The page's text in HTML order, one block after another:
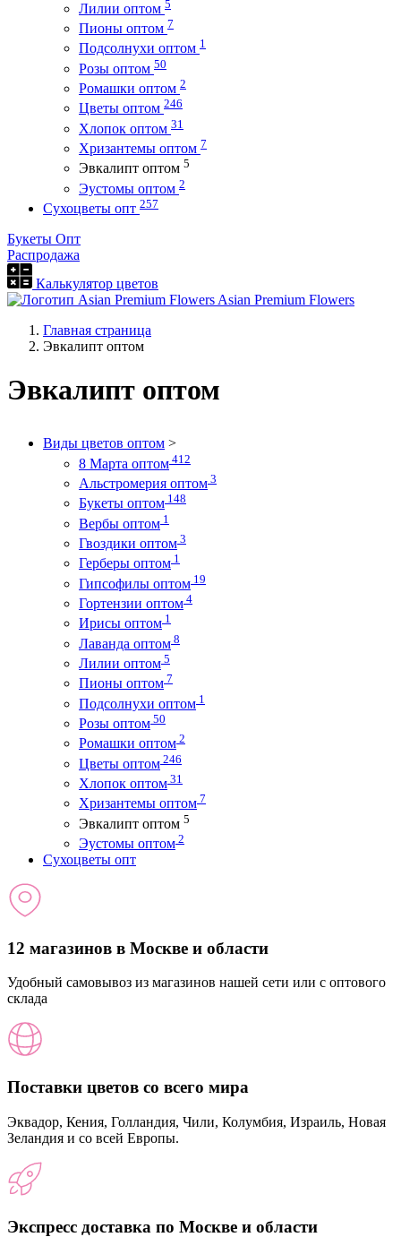
Лилии оптом 5
Пионы оптом 7
Подсолнухи оптом 1
Розы оптом 50
Ромашки оптом 2
Цветы оптом 246
Хлопок оптом 31
Хризантемы оптом 7
Эвкалипт оптом 5
Эустомы оптом 2
Сухоцветы опт 257
Букеты Опт
Распродажа
Калькулятор цветов
Asian Premium Flowers
Главная страница
Эвкалипт оптом
Эвкалипт оптом
Виды цветов оптом >
8 Марта оптом 412
Альстромерия оптом 3
Букеты оптом 148
Вербы оптом 1
Гвоздики оптом 3
Герберы оптом 1
Гипсофилы оптом 19
Гортензии оптом 4
Ирисы оптом 1
Лаванда оптом 8
Лилии оптом 5
Пионы оптом 7
Подсолнухи оптом 1
Розы оптом 50
Ромашки оптом 2
Цветы оптом 246
Хлопок оптом 31
Хризантемы оптом 7
Эвкалипт оптом 5
Эустомы оптом 2
Сухоцветы опт
12 магазинов в Москве и области
Удобный самовывоз из магазинов нашей сети или с оптового
склада
Поставки цветов со всего мира
Эквадор, Кения, Голландия, Чили, Колумбия, Израиль, Новая
Зеландия и со всей Европы.
Экспресс доставка по Москве и области